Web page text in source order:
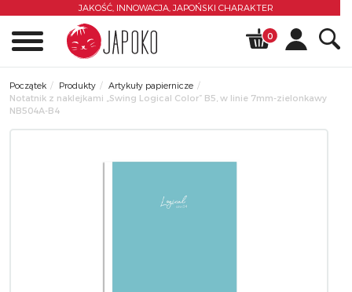
JAKOŚĆ, INNOWACJA, JAPOŃSKI CHARAKTER
0
Początek Produkty
Artykuły papiernicze
Notatnik z naklejkami „Swing Logical Color” B5, w linie 7mm-zielonkawy
NB504A-B4